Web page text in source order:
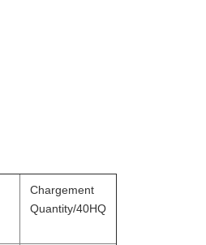
Chargement
Quantity/40HQ